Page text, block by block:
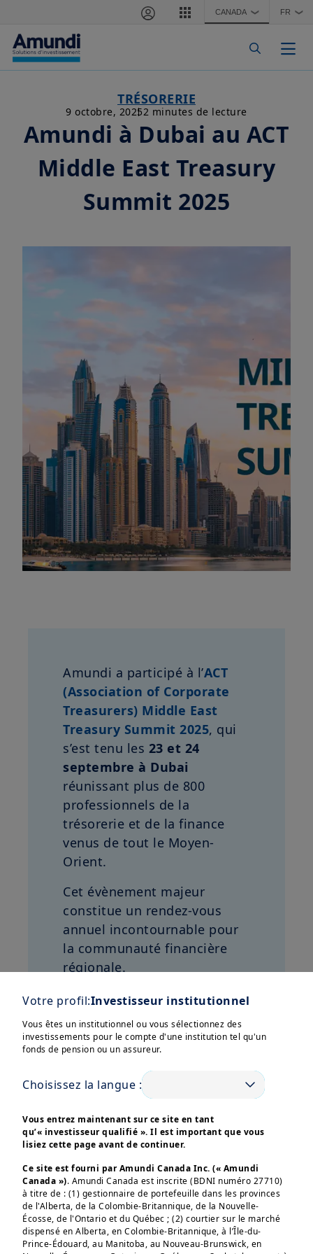
Aller au contenu principal CANADA ❯ FR ❯
TRÉSORERIE
9 octobre, 20252 minutes de lecture
Amundi à Dubai au ACT
Middle East Treasury
Summit 2025
Amundi a participé à l’ACT
(Association of Corporate
Treasurers) Middle East
Treasury Summit 2025, qui
s’est tenu les 23 et 24
septembre à Dubai
réunissant plus de 800
professionnels de la
trésorerie et de la finance
venus de tout le Moyen-
Orient.
Cet évènement majeur
constitue un rendez-vous
annuel incontournable pour
la communauté financière
régionale.
La présence d’Amundi aux
côtés de Crédit Agricole CIB
sur un stand commun a
permis pour le Groupe Crédit
Agricole d’offrir un espace
privilégié d’échanges avec les
acteurs du secteur durant ces
deux journées.
Votre profil:Investisseur institutionnel
Vous êtes un institutionnel ou vous sélectionnez des
investissements pour le compte d'une institution tel qu'un
fonds de pension ou un assureur.
Choisissez la langue :
Vous entrez maintenant sur ce site en tant
qu’« investisseur qualifié ». Il est important que vous
lisiez cette page avant de continuer.
Ce site est fourni par Amundi Canada Inc. (« Amundi
Canada »). Amundi Canada est inscrite (BDNI numéro 27710)
à titre de : (1) gestionnaire de portefeuille dans les provinces
de l'Alberta, de la Colombie-Britannique, de la Nouvelle-
Écosse, de l'Ontario et du Québec ; (2) courtier sur le marché
dispensé en Alberta, en Colombie-Britannique, à l’Île-du-
Prince-Édouard, au Manitoba, au Nouveau-Brunswick, en
investisseurs “Professionnels” au sens de la Directive
2004/39/CE du 21 avril 2004 « MIF »  et des articles 314-4
et suivants du Règlement Général de l’AMF. Elles ne
s’adressent pas au grand public ou aux particuliers non-
professionnels au sens de toute règlementation locale, ni
aux “US Persons”, telle que cette expression est définie
par la «Regulation S» de la Securities and Exchange
Commission en vertu du U.S. Securities Act de 1933.